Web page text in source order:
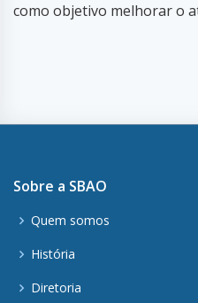
como objetivo melhorar o
Sobre a SBAO
Quem somos
História
Diretoria